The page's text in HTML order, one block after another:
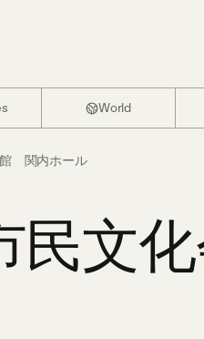
World
館 関内ホール
民文